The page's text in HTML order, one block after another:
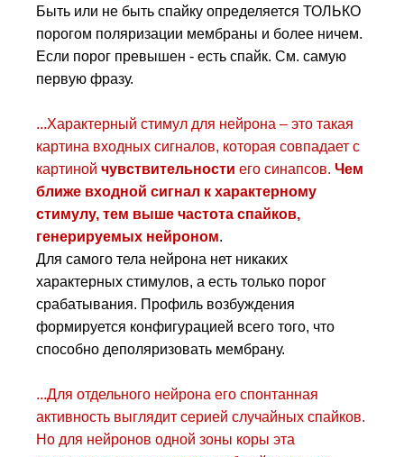
Быть или не быть спайку определяется ТОЛЬКО
порогом поляризации мембраны и более ничем.
Если порог превышен - есть спайк. См. самую
первую фразу.
...Характерный стимул для нейрона – это такая
картина входных сигналов, которая совпадает с
картиной чувствительности его синапсов. Чем
ближе входной сигнал к характерному
стимулу, тем выше частота спайков,
генерируемых нейроном.
Для самого тела нейрона нет никаких
характерных стимулов, а есть только порог
срабатывания. Профиль возбуждения
формируется конфигурацией всего того, что
способно деполяризовать мембрану.
...Для отдельного нейрона его спонтанная
активность выглядит серией случайных спайков.
Но для нейронов одной зоны коры эта